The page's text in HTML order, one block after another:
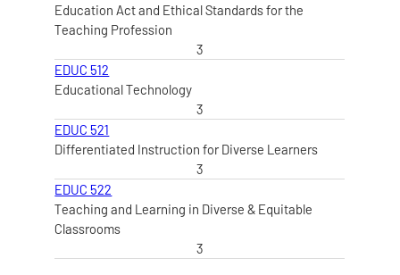
Education Act and Ethical Standards for the
Teaching Profession
3
EDUC 512
Educational Technology
3
EDUC 521
Differentiated Instruction for Diverse Learners
3
EDUC 522
Teaching and Learning in Diverse & Equitable
Classrooms
3